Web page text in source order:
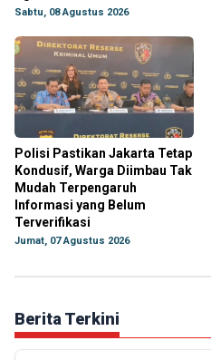
Sabtu, 08 Agustus 2026
Polisi Pastikan Jakarta Tetap
Kondusif, Warga Diimbau Tak
Mudah Terpengaruh
Informasi yang Belum
Terverifikasi
Jumat, 07 Agustus 2026
Berita Terkini